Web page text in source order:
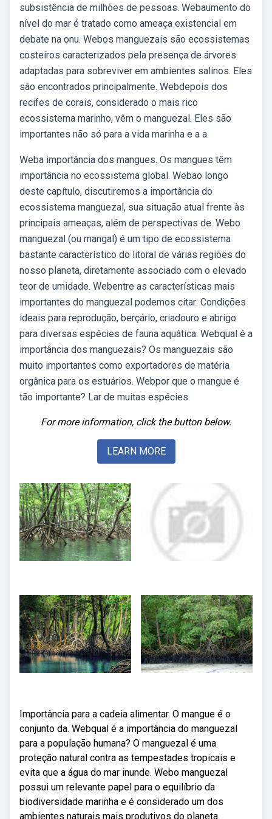
subsistência de milhões de pessoas. Webaumento do
nível do mar é tratado como ameaça existencial em
debate na onu. Webos manguezais são ecossistemas
costeiros caracterizados pela presença de árvores
adaptadas para sobreviver em ambientes salinos. Eles
são encontrados principalmente. Webdepois dos
recifes de corais, considerado o mais rico
ecossistema marinho, vêm o manguezal. Eles são
importantes não só para a vida marinha e a a.
Weba importância dos mangues. Os mangues têm
importância no ecossistema global. Webao longo
deste capítulo, discutiremos a importância do
ecossistema manguezal, sua situação atual frente às
principais ameaças, além de perspectivas de. Webo
manguezal (ou mangal) é um tipo de ecossistema
bastante característico do litoral de várias regiões do
nosso planeta, diretamente associado com o elevado
teor de umidade. Webentre as características mais
importantes do manguezal podemos citar: Condições
ideais para reprodução, berçário, criadouro e abrigo
para diversas espécies de fauna aquática. Webqual é a
importância dos manguezais? Os manguezais são
muito importantes como exportadores de matéria
orgânica para os estuários. Webpor que o mangue é
tão importante? Lar de muitas espécies.
For more information, click the button below.
LEARN MORE
Importância para a cadeia alimentar. O mangue é o
conjunto da. Webqual é a importância do manguezal
para a população humana? O manguezal é uma
proteção natural contra as tempestades tropicais e
evita que a água do mar inunde. Webo manguezal
possui um relevante papel para o equilíbrio da
biodiversidade marinha e é considerado um dos
ambientes naturais mais produtivos do planeta.